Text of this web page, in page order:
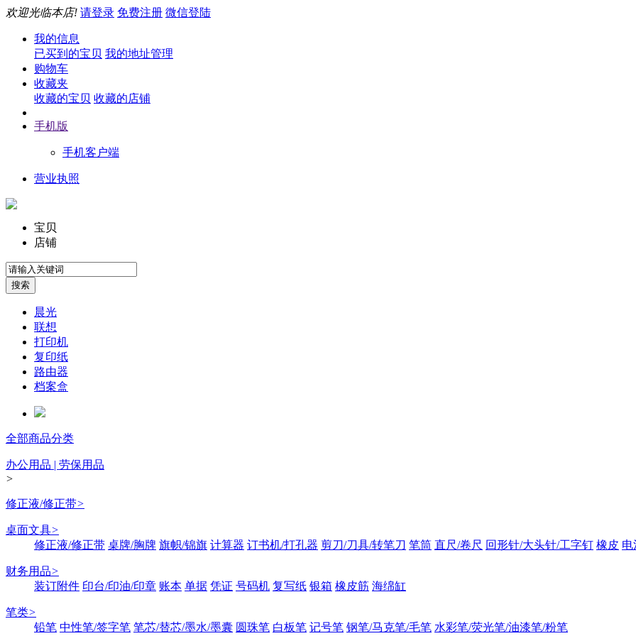
欢迎光临本店! 请登录 免费注册 微信登陆
我的信息
已买到的宝贝 我的地址管理
购物车
收藏夹
收藏的宝贝 收藏的店铺
手机版
手机客户端
营业执照
宝贝
店铺
晨光
联想
打印机
复印纸
路由器
档案盒
全部商品分类
办公用品 | 劳保用品
>
修正液/修正带>
桌面文具>
修正液/修正带 桌牌/胸牌 旗帜/锦旗 计算器 订书机/打孔器 剪刀/刀具/转笔刀 笔筒 直尺/卷尺 回形针/大头针/工字钉 橡皮 电
财务用品>
装订附件 印台/印油/印章 账本 单据 凭证 号码机 复写纸 银箱 橡皮筋 海绵缸
笔类>
铅笔 中性笔/签字笔 笔芯/替芯/墨水/墨囊 圆珠笔 白板笔 记号笔 钢笔/马克笔/毛笔 水彩笔/荧光笔/油漆笔/粉笔